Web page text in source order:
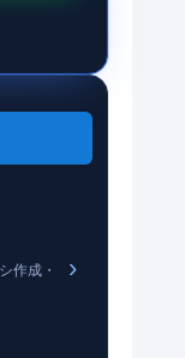
作成・
›